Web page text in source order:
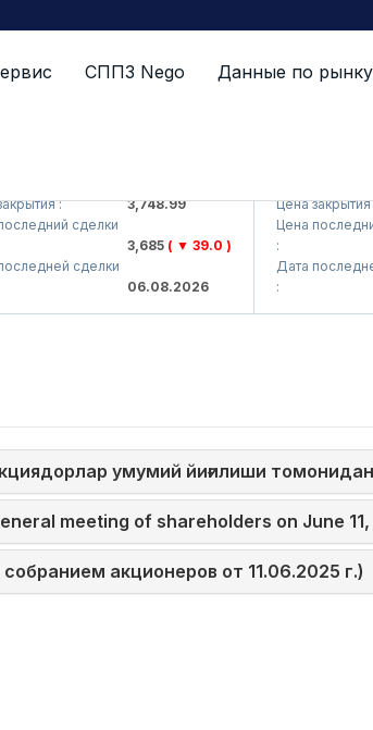
СППЗ Nego Данные по рынку
:
3,748.99
сделки
3,685( ▼ 39.0 )
сделки
06.08.2026
Цена закрытия :
Цена
Дата
умумий йиғилиши
meeting of shareholders on June
акционеров от 11.06.2025 г.)